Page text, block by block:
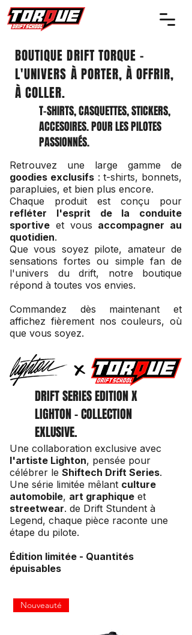
BOUTIQUE DRIFT TORQUE -
L'UNIVERS À PORTER, À OFFRIR,
À COLLER.
T-SHIRTS, CASQUETTES, STICKERS,
ACCESOIRES. POUR LES PILOTES
PASSIONNÉS.
Retrouvez une large gamme de
goodies exclusifs: t-shirts, bonnets,
parapluies, et bien plus encore.
Chaque produit est conçu pour
refléter l'esprit de la conduite
sportive et vous accompagner au
quotidien.
Que vous soyez pilote, amateur de
sensations fortes ou simple fan de
l'univers du drift, notre boutique
répond à toutes vos envies.
Commandez dès maintenant et
affichez fièrement nos couleurs, où
que vous soyez.
DRIFT SERIES EDITION X
LIGHTON - COLLECTION
EXLUSIVE.
Une collaboration exclusive avec
l'artiste Lighton, pensée pour
célébrer le Shiftech Drift Series.
Une série limitée mêlant culture
automobile, art graphique et
streetwear. de Drift Stundent à
Legend, chaque pièce raconte une
étape du pilote.
Édition limitée - Quantités
épuisables
Nouveauté